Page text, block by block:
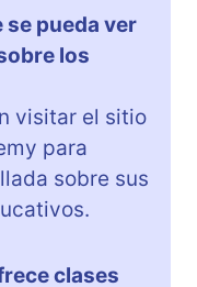
se pueda ver
los
visitar el sitio
para
sobre sus
clases